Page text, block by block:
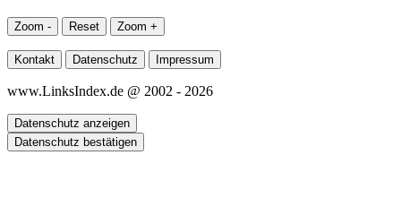
Zoom - Reset Zoom +
Kontakt Datenschutz Impressum
www.LinksIndex.de @ 2002 - 2026
Datenschutz anzeigen
Datenschutz bestätigen